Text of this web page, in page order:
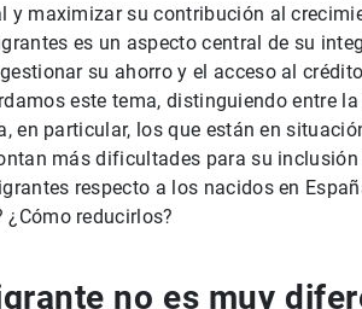
y maximizar su contribución al
es un aspecto central de su
su ahorro y el acceso al
este tema, distinguiendo entre
en particular, los que están en
más dificultades para su
respecto a los nacidos en
reducirlos?
no es muy